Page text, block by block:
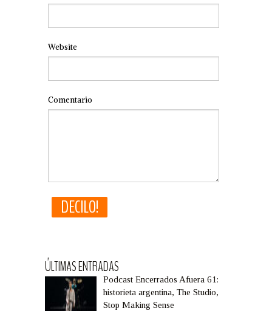
Website
Comentario
ÚLTIMAS ENTRADAS
Podcast Encerrados Afuera 61:
historieta argentina, The Studio,
Stop Making Sense